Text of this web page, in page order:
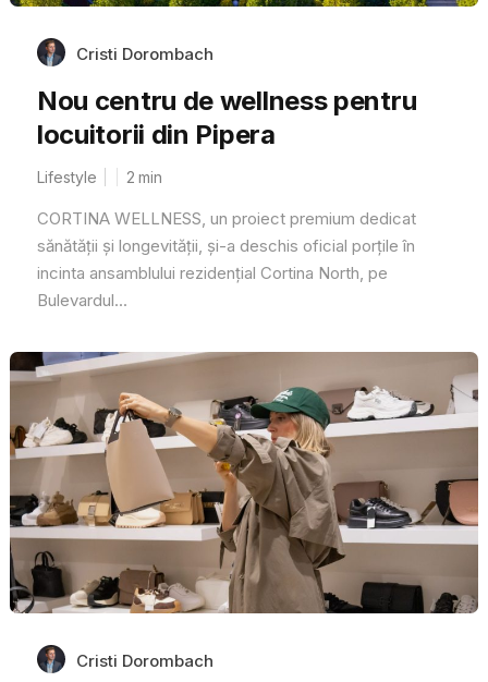
Cristi Dorombach
Nou centru de wellness pentru
locuitorii din Pipera
Lifestyle 2 min
CORTINA WELLNESS, un proiect premium dedicat
sănătății și longevității, și-a deschis oficial porțile în
incinta ansamblului rezidențial Cortina North, pe
Bulevardul...
Cristi Dorombach